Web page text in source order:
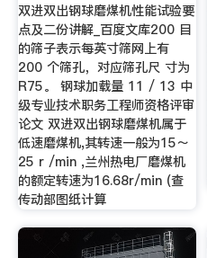
双进双出钢球磨煤机性能试验要
点及二份讲解_百度文库200 目
的筛子表示每英寸筛网上有
200 个筛孔，对应筛孔尺 寸为
R75。 钢球加载量 11 / 13 中
级专业技术职务工程师资格评审
论文 双进双出钢球磨煤机属于
低速磨煤机,其转速一般为15～
25 r /min ,兰州热电厂磨煤机
的额定转速为16.68r/min (查
传动部图纸计算